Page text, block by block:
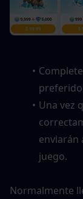
preferido
Una vez
enviarán
juego.
Normalmente